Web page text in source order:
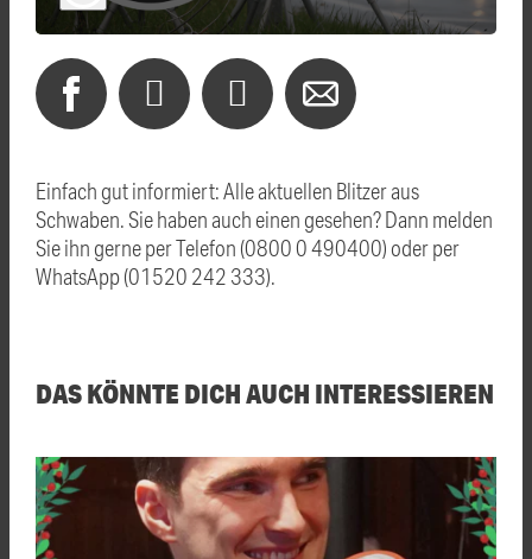
Einfach gut informiert: Alle aktuellen Blitzer aus
Schwaben. Sie haben auch einen gesehen? Dann melden
Sie ihn gerne per Telefon (0800 0 490400) oder per
WhatsApp (01520 242 333).
DAS KÖNNTE DICH AUCH INTERESSIEREN